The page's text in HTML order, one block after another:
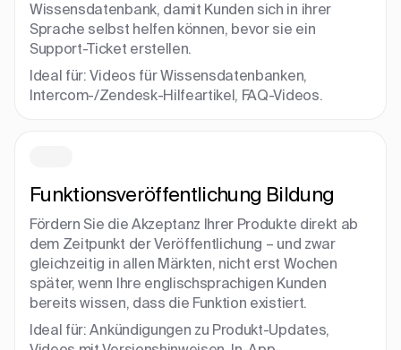
Wissensdatenbank, damit Kunden sich in ihrer
Sprache selbst helfen können, bevor sie ein
Support-Ticket erstellen.
Ideal für: Videos für Wissensdatenbanken,
Intercom-/Zendesk-Hilfeartikel, FAQ-Videos.
Funktionsveröffentlichung Bildung
Fördern Sie die Akzeptanz Ihrer Produkte direkt ab
dem Zeitpunkt der Veröffentlichung – und zwar
gleichzeitig in allen Märkten, nicht erst Wochen
später, wenn Ihre englischsprachigen Kunden
bereits wissen, dass die Funktion existiert.
Ideal für: Ankündigungen zu Produkt-Updates,